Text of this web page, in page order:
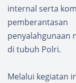
internal serta
pemberantasan
penyalahgunaan
di tubuh Polri.
Melalui kegiatan